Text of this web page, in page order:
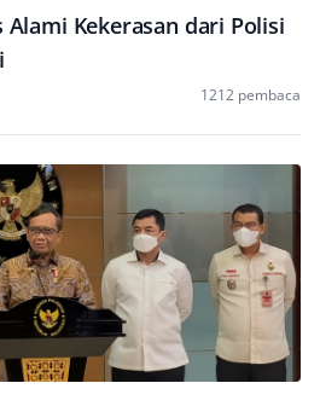
Alami Kekerasan dari Polisi
1212 pembaca